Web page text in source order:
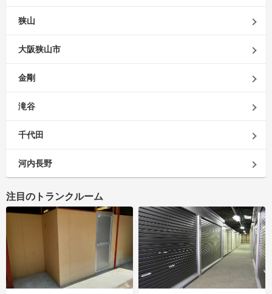
狭山
大阪狭山市
金剛
滝谷
千代田
河内長野
注目のトランクルーム